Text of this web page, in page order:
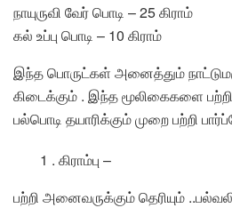
நாயுருவி வேர் பொடி – 25 கிராம்
கல் உப்பு பொடி – 10 கிராம்
இந்த பொருட்கள் அனைத்தும்
கிடைக்கும் . இந்த மூலிகைகளை பற்றி
பல்பொடி தயாரிக்கும் முறை பற்றி
1 . கிராம்பு –
பற்றி அனைவருக்கும் தெரியும்